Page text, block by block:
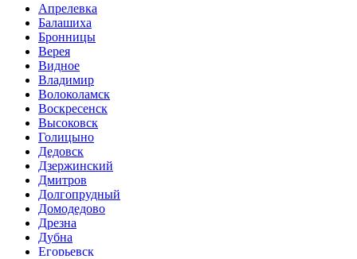
Апрелевка
Балашиха
Бронницы
Верея
Видное
Владимир
Волоколамск
Воскресенск
Высоковск
Голицыно
Дедовск
Дзержинский
Дмитров
Долгопрудный
Домодедово
Дрезна
Дубна
Егорьевск